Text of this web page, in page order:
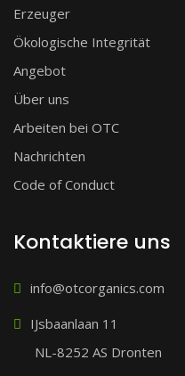
Erzeuger
Ökologische Integrität
Angebot
Über uns
Arbeiten bei OTC
Nachrichten
Code of Conduct
Kontaktiere uns
info@otcorganics.com
IJsbaanlaan 11
NL-8252 AS Dronten